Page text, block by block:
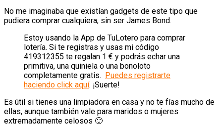
No me imaginaba que existían gadgets de este tipo que
pudiera comprar cualquiera, sin ser James Bond.
Estoy usando la App de TuLotero para comprar
lotería. Si te registras y usas mi código
419312355 te regalan 1 € y podrás echar una
primitiva, una quiniela o una bonoloto
completamente gratis. Puedes registrarte
haciendo click aquí. ¡Suerte!
Es útil si tienes una limpiadora en casa y no te fías mucho de
ellas, aunque también vale para maridos o mujeres
extremadamente celosos 🙂